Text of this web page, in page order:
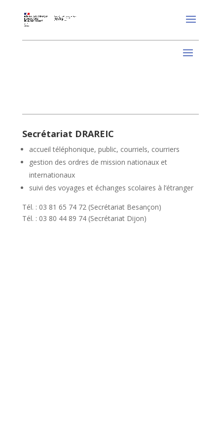
Secrétariat DRAREIC
accueil téléphonique, public, courriels, courriers
gestion des ordres de mission nationaux et
internationaux
suivi des voyages et échanges scolaires à l’étranger
Tél. : 03 81 65 74 72 (Secrétariat Besançon)
Tél. : 03 80 44 89 74 (Secrétariat Dijon)